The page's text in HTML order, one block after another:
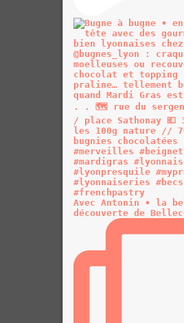
Avec Antonin • la
découverte de